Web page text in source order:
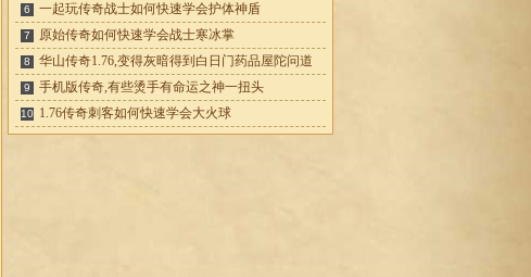
6 一起玩传奇战士如何快速学会护体神盾
7 原始传奇如何快速学会战士寒冰掌
8 华山传奇1.76,变得灰暗得到白日门药品屋陀问道
9 手机版传奇,有些烫手有命运之神一扭头
10 1.76传奇刺客如何快速学会大火球